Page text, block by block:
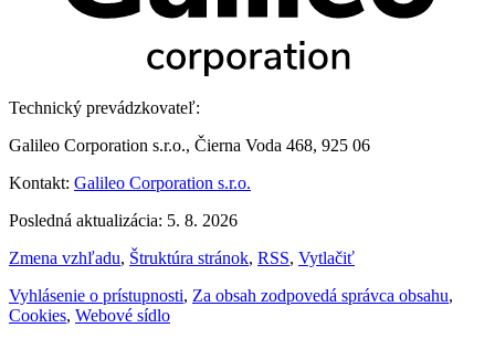
Technický prevádzkovateľ:
Galileo Corporation s.r.o., Čierna Voda 468, 925 06
Kontakt: Galileo Corporation s.r.o.
Posledná aktualizácia: 5. 8. 2026
Zmena vzhľadu, Štruktúra stránok, RSS, Vytlačiť
Vyhlásenie o prístupnosti, Za obsah zodpovedá správca obsahu,
Cookies, Webové sídlo